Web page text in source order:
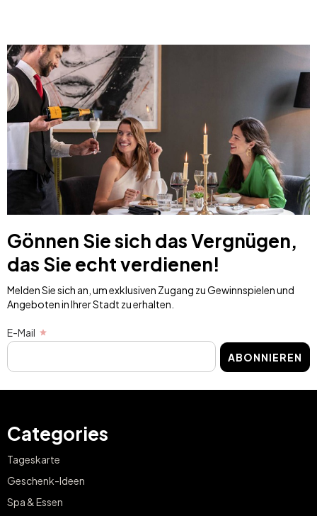
Gönnen Sie sich das Vergnügen,
das Sie echt verdienen!
Melden Sie sich an, um exklusiven Zugang zu Gewinnspielen und
Angeboten in Ihrer Stadt zu erhalten.
E-Mail
ABONNIEREN
Categories
Tageskarte
Geschenk-Ideen
Spa & Essen